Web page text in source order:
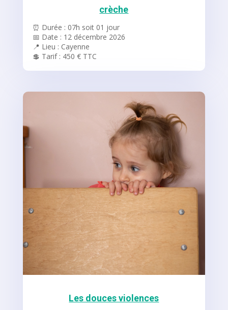
crèche
⏰ Durée : 07h soit 01 jour
📅 Date : 12 décembre 2026
📍 Lieu : Cayenne
💲 Tarif : 450 € TTC
Les douces violences